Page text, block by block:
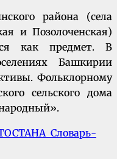
района (села
и Позолоченская)
как предмет. В
Башкирии
Фольклорному
сельского дома
Словарь-